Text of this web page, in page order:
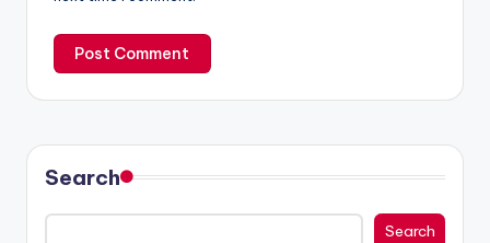
Search
Search